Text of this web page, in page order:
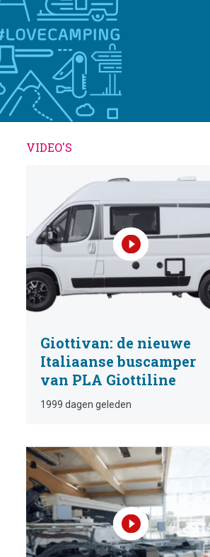
VIDEO'S
Giottivan: de nieuwe
Italiaanse buscamper
van PLA Giottiline
1999 dagen geleden